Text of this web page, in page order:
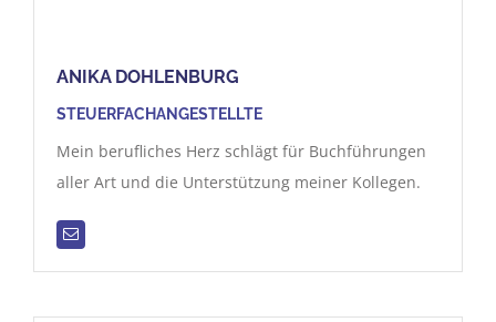
ANIKA DOHLENBURG
STEUERFACHANGESTELLTE
Mein berufliches Herz schlägt für Buchführungen
aller Art und die Unterstützung meiner Kollegen.